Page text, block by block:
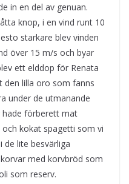
in en del av genuan.
knop, i en vind runt 10
starkare blev vinden
över 15 m/s och byar
ett elddop för Renata
den lilla oro som fanns
under de utmanande
hade förberett mat
kokat spagetti som vi
de lite besvärliga
med korvbröd som
som reserv.